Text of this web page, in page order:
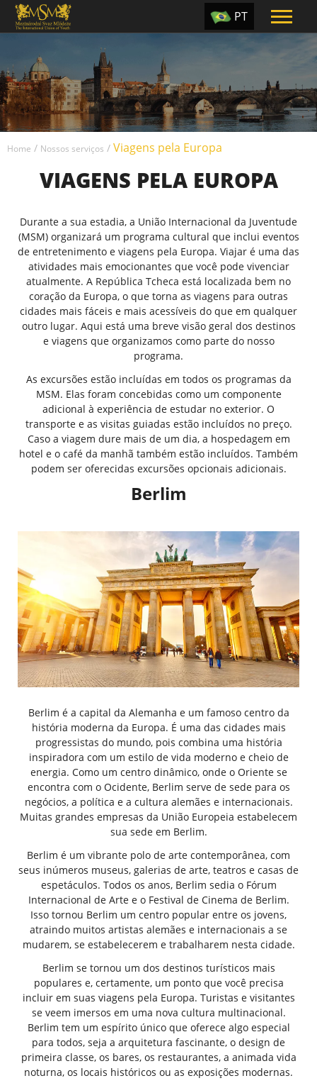
TR
PT
UA
RU
Home / Nossos serviços / Viagens pela Europa
VIAGENS PELA EUROPA
Durante a sua estadia, a União Internacional da Juventude
(MSM) organizará um programa cultural que inclui eventos
de entretenimento e viagens pela Europa. Viajar é uma das
atividades mais emocionantes que você pode vivenciar
atualmente. A República Tcheca está localizada bem no
coração da Europa, o que torna as viagens para outras
cidades mais fáceis e mais acessíveis do que em qualquer
outro lugar. Aqui está uma breve visão geral dos destinos
e viagens que organizamos como parte do nosso
programa.
As excursões estão incluídas em todos os programas da
MSM. Elas foram concebidas como um componente
adicional à experiência de estudar no exterior. O
transporte e as visitas guiadas estão incluídos no preço.
Caso a viagem dure mais de um dia, a hospedagem em
hotel e o café da manhã também estão incluídos. Também
podem ser oferecidas excursões opcionais adicionais.
Berlim
Berlim é a capital da Alemanha e um famoso centro da
história moderna da Europa. É uma das cidades mais
progressistas do mundo, pois combina uma história
inspiradora com um estilo de vida moderno e cheio de
energia. Como um centro dinâmico, onde o Oriente se
encontra com o Ocidente, Berlim serve de sede para os
negócios, a política e a cultura alemães e internacionais.
Muitas grandes empresas da União Europeia estabelecem
sua sede em Berlim.
Berlim é um vibrante polo de arte contemporânea, com
seus inúmeros museus, galerias de arte, teatros e casas de
espetáculos. Todos os anos, Berlim sedia o Fórum
Internacional de Arte e o Festival de Cinema de Berlim.
Isso tornou Berlim um centro popular entre os jovens,
atraindo muitos artistas alemães e internacionais a se
mudarem, se estabelecerem e trabalharem nesta cidade.
Berlim se tornou um dos destinos turísticos mais
populares e, certamente, um ponto que você precisa
incluir em suas viagens pela Europa. Turistas e visitantes
se veem imersos em uma nova cultura multinacional.
Berlim tem um espírito único que oferece algo especial
para todos, seja a arquitetura fascinante, o design de
primeira classe, os bares, os restaurantes, a animada vida
noturna, os locais históricos ou as exposições modernas.